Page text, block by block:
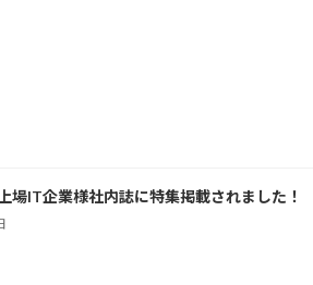
場IT企業様社内誌に特集掲載されました！